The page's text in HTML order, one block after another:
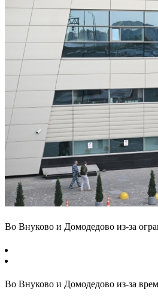
Во Внуково и Домодедово из-за
Во Внуково и Домодедово из-за